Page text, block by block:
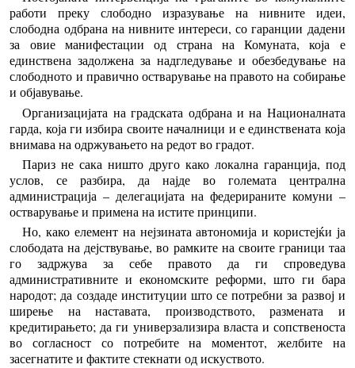
работи преку слободно изразување на нивните идеи,
слободна одбрана на нивните интереси, со гаранции дадени
за овие манифестации од страна на Комуната, која е
единствена задолжена за надгледување и обезбедување на
слободното и правично остварување на правото на собирање
и објавување.
Организацијата на градската одбрана и на Националната
гарда, која ги избира своите началници и е единствената која
внимава на одржувањето на редот во градот.
Париз не сака ништо друго како локална гаранција, под
услов, се разбира, да најде во големата централна
администрација – делегацијата на федерираните комуни –
остварување и примена на истите принципи.
Но, како елемент на нејзината автономија и користејќи ја
слободата на дејствување, во рамките на своите граници таа
го задржува за себе правото да ги спроведува
административните и економските реформи, што ги бара
народот; да создаде институции што се потребни за развој и
ширење на наставата, производството, размената и
кредитирањето; да ги универзализира власта и сопственоста
во согласност со потребите на моментот, желбите на
засегнатите и фактите стекнати од искуството.